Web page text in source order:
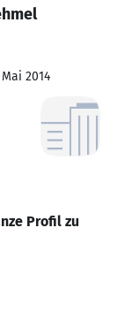
2014
Profil zu